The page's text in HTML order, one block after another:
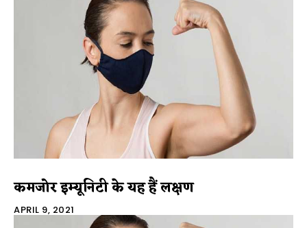
कमजोर इम्यूनिटी के यह हैं लक्षण
APRIL 9, 2021